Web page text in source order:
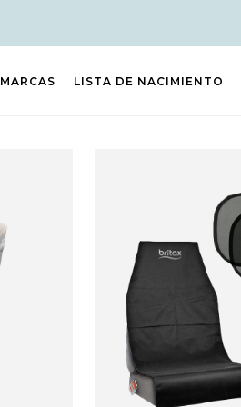
MARCAS LISTA DE NACIMIENTO